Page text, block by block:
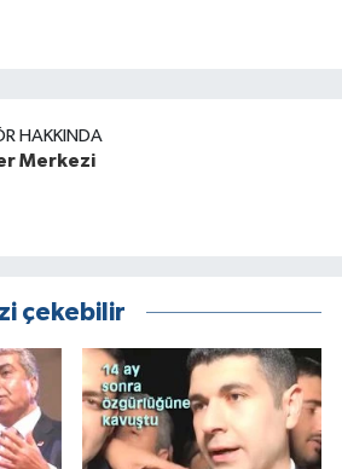
HAKKINDA
Merkezi
çekebilir